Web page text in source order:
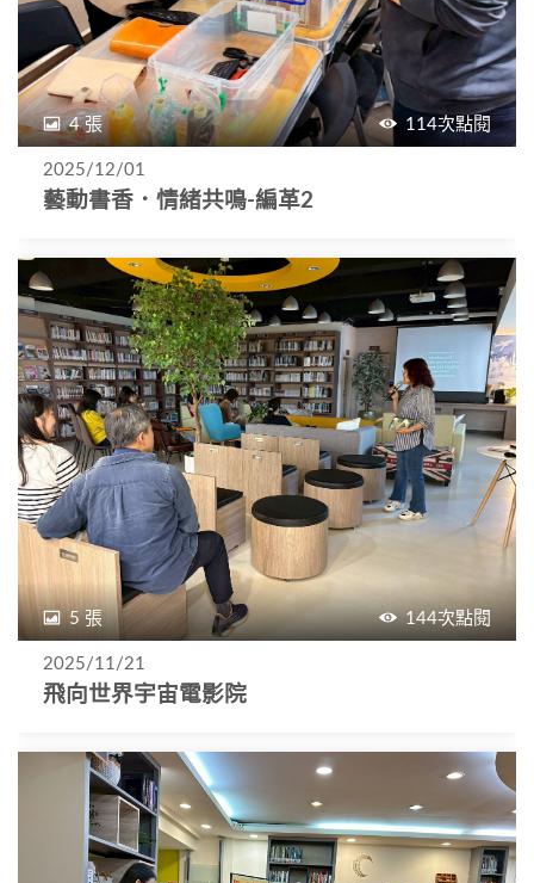
4 張 114次點閱
2025/12/01
藝動書香．情緒共鳴-編革2
5 張 144次點閱
2025/11/21
飛向世界宇宙電影院